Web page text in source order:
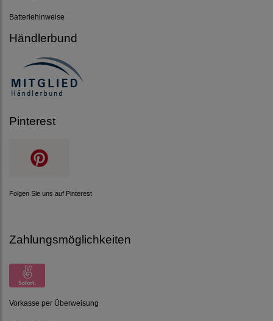
Batteriehinweise
Händlerbund
Pinterest
Folgen Sie uns auf Pinterest
Zahlungsmöglichkeiten
Vorkasse per Überweisung